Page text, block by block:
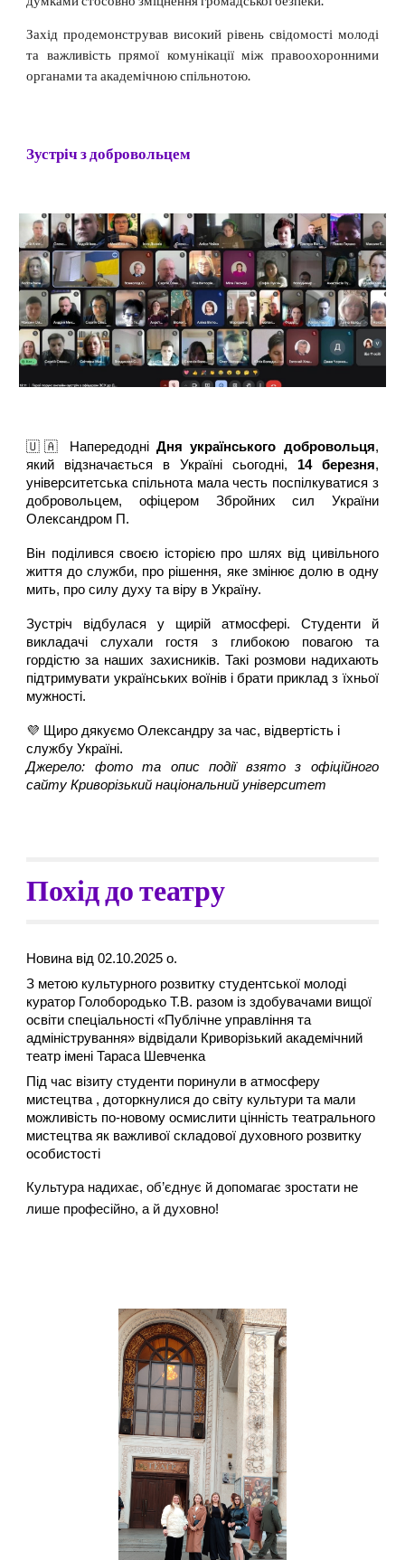
​Захід продемонстрував високий рівень свідомості молоді
та важливість прямої комунікації між правоохоронними
органами та академічною спільнотою.
Зустріч з добровольцем
🇺🇦 Напередодні Дня українського добровольця,
який відзначається в Україні сьогодні, 14 березня,
університетська спільнота мала честь поспілкуватися з
добровольцем, офіцером Збройних сил України
Олександром П.
Він поділився своєю історією про шлях від цивільного
життя до служби, про рішення, яке змінює долю в одну
мить, про силу духу та віру в Україну.
Зустріч відбулася у щирій атмосфері. Студенти й
викладачі слухали гостя з глибокою повагою та
гордістю за наших захисників. Такі розмови надихають
підтримувати українських воїнів і брати приклад з їхньої
мужності.
💜 Щиро дякуємо Олександру за час, відвертість і
службу Україні.
Джерело: фото та опис події взято з офіційного
сайту Криворізький національний університет
Похід до театру
Новина від 02.10.2025 о.
З метою культурного розвитку студентської молоді
куратор Голобородько Т.В. разом із здобувачами вищої
освіти спеціальності «Публічне управління та
адміністрування» відвідали Криворізький академічний
театр імені Тараса Шевченка
Під час візиту студенти поринули в атмосферу
мистецтва , доторкнулися до світу культури та мали
можливість по-новому осмислити цінність театрального
мистецтва як важливої складової духовного розвитку
особистості
Культура надихає, об’єднує й допомагає зростати не
лише професійно, а й духовно!